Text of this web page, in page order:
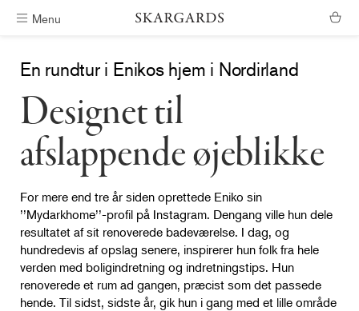
Menu Gratis levering i Danmark
En rundtur i Enikos hjem i Nordirland
Designet til
afslappende øjeblikke
For mere end tre år siden oprettede Eniko sin
’’Mydarkhome’’-profil på Instagram. Dengang ville hun dele
resultatet af sit renoverede badeværelse. I dag, og
hundredevis af opslag senere, inspirerer hun folk fra hele
verden med boligindretning og indretningstips. Hun
renoverede et rum ad gangen, præcist som det passede
hende. Til sidst, sidste år, gik hun i gang med et lille område